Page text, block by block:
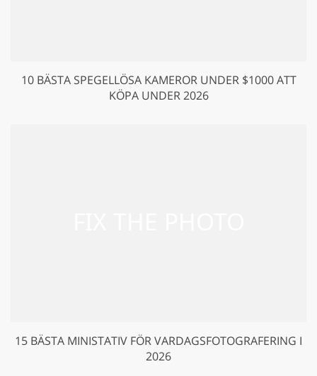
10 BÄSTA SPEGELLÖSA KAMEROR UNDER $1000 ATT
KÖPA UNDER 2026
15 BÄSTA MINISTATIV FÖR VARDAGSFOTOGRAFERING I
2026